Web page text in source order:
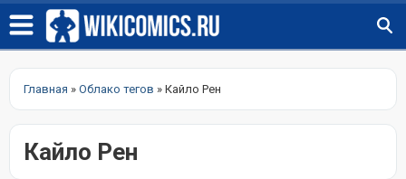
Главная » Облако тегов » Кайло Рен
Кайло Рен